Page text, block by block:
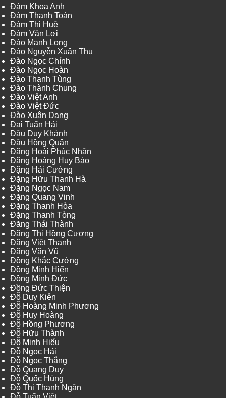
Đàm Khoa Anh
Đàm Thanh Toàn
Đàm Thị Huệ
Đàm Văn Lợi
Đào Mạnh Long
Đào Nguyễn Xuân Thu
Đào Ngọc Chính
Đào Ngọc Hoàn
Đào Thanh Tùng
Đào Thành Chung
Đào Việt Anh
Đào Việt Đức
Đào Xuân Dạng
Đại Tuấn Hải
Đậu Duy Khánh
Đậu Hồng Quân
Đặng Hoài Phúc Nhân
Đặng Hoàng Huy Bảo
Đặng Hải Cường
Đặng Hữu Thanh Hà
Đặng Ngọc Nam
Đặng Quang Vinh
Đặng Thanh Hòa
Đặng Thanh Tòng
Đặng Thái Thành
Đặng Thị Hồng Cương
Đặng Việt Thanh
Đặng Văn Vũ
Đồng Khắc Cường
Đồng Minh Hiển
Đồng Minh Đức
Đồng Đức Thiện
Đỗ Duy Kiên
Đỗ Hoàng Minh Phương
Đỗ Huy Hoàng
Đỗ Hồng Phương
Đỗ Hữu Thành
Đỗ Minh Hiếu
Đỗ Ngọc Hải
Đỗ Ngọc Thắng
Đỗ Quang Duy
Đỗ Quốc Hùng
Đỗ Thị Thanh Ngân